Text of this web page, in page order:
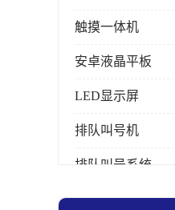
触摸一体机
安卓液晶平板
LED显示屏
排队叫号机
排队叫号系统
拼接屏